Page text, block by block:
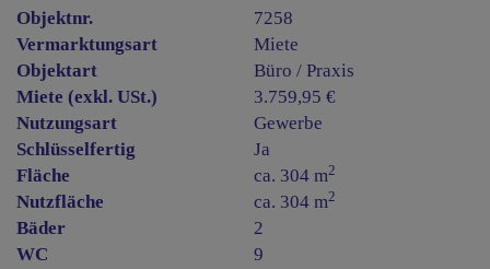
Objektnr.
7258
Vermarktungsart
Miete
Objektart
Büro / Praxis
Miete (exkl. USt.)
3.759,95 €
Nutzungsart
Gewerbe
Schlüsselfertig
Ja
Fläche
ca. 304 m2
Nutzfläche ca. 304 m2
Bäder
2
WC
9